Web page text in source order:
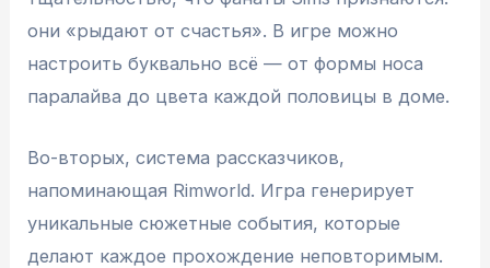
они «рыдают от счастья». В игре можно
настроить буквально всё — от формы носа
паралайва до цвета каждой половицы в доме.
Во-вторых, система рассказчиков,
напоминающая Rimworld. Игра генерирует
уникальные сюжетные события, которые
делают каждое прохождение неповторимым.